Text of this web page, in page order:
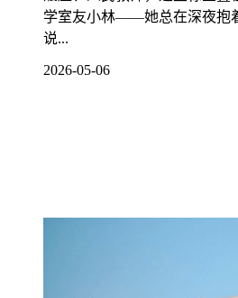
学室友小林——她总在深夜抱
说...
2026-05-06